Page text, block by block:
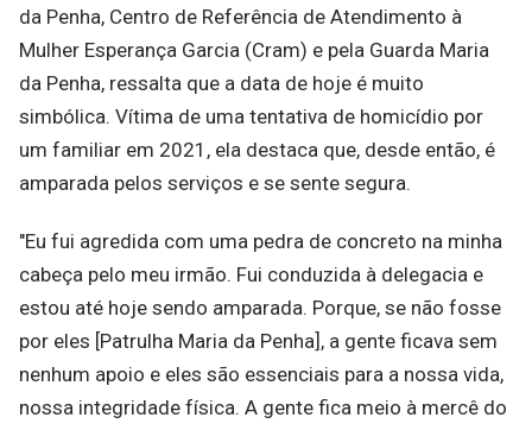
da Penha, Centro de Referência de Atendimento à
Mulher Esperança Garcia (Cram) e pela Guarda Maria
da Penha, ressalta que a data de hoje é muito
simbólica. Vítima de uma tentativa de homicídio por
um familiar em 2021, ela destaca que, desde então, é
amparada pelos serviços e se sente segura.
"Eu fui agredida com uma pedra de concreto na minha
cabeça pelo meu irmão. Fui conduzida à delegacia e
estou até hoje sendo amparada. Porque, se não fosse
por eles [Patrulha Maria da Penha], a gente ficava sem
nenhum apoio e eles são essenciais para a nossa vida,
nossa integridade física. A gente fica meio à mercê do